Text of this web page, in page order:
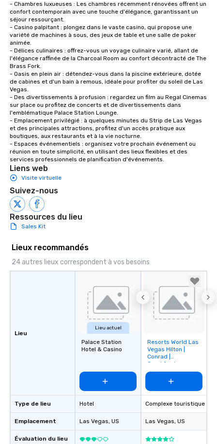
- Chambres luxueuses : Les chambres récemment rénovées offrent un
confort contemporain avec une touche d'élégance, garantissant un
séjour ressourçant.
- Casino palpitant : plongez dans le vaste casino, qui propose une
variété de machines à sous, des jeux de table et une salle de poker
animée.
- Délices culinaires : offrez-vous un voyage culinaire varié, allant de
l'élégance raffinée de la Charcoal Room au confort décontracté de The
Brass Fork.
- Oasis en plein air : détendez-vous dans la piscine extérieure, dotée
de cabines et d'un bain à remous, idéale pour profiter du soleil de Las
Vegas.
- Des divertissements à profusion : regardez un film au Regal Cinemas
sur place ou profitez de concerts et de divertissements dans
l'emblématique Palace Station Lounge.
- Emplacement privilégié : à quelques minutes du Strip de Las Vegas
et des principales attractions, profitez d'un accès pratique aux
boutiques, aux restaurants et à la vie nocturne.
- Espaces événementiels : organisez votre prochain événement ou
réunion en toute simplicité, en utilisant des lieux flexibles et des
services professionnels de planification d'événements.
Liens web
Visite virtuelle
Suivez-nous
Ressources du lieu
Sales Kit
Lieux recommandés
24 autres lieux correspondent à vos besoins
Lieu
Type de lieu
Emplacement
Évaluation du lieu
Lieu actuel
Palace Station
Hotel & Casino
Hotel
Las Vegas, US
Removed from
favorites
Resorts World Las
Vegas Hilton |
Conrad |
Crockfords
Complexe touristique
Las Vegas, US